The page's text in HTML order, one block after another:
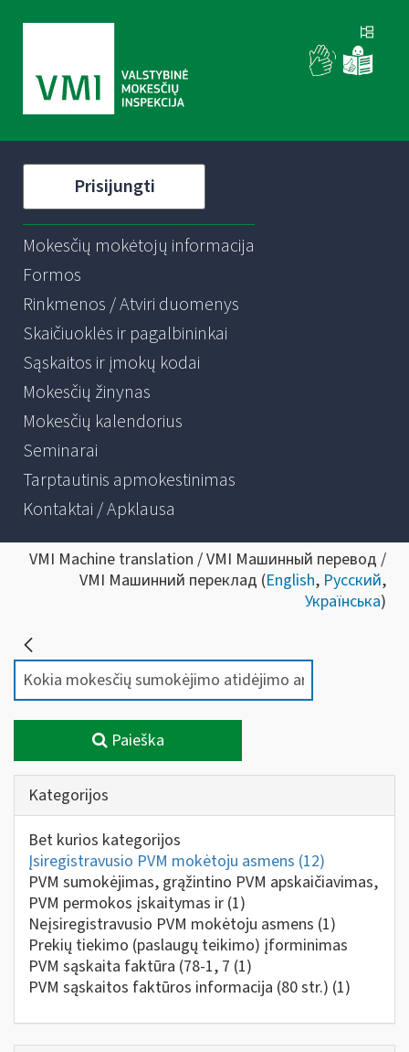
Prisijungti
Mokesčių mokėtojų informacija
Formos
Rinkmenos / Atviri duomenys
Skaičiuoklės ir pagalbininkai
Sąskaitos ir įmokų kodai
Mokesčių žinynas
Mokesčių kalendorius
Seminarai
Tarptautinis apmokestinimas
Kontaktai / Apklausa
VMI Machine translation / VMI Машинный перевод /
VMI Машинний переклад (English, Русский,
Українська)
Paieška
Kategorijos
Bet kurios kategorijos
Įsiregistravusio PVM mokėtoju asmens (12)
PVM sumokėjimas, grąžintino PVM apskaičiavimas,
PVM permokos įskaitymas ir (1)
Neįsiregistravusio PVM mokėtoju asmens (1)
Prekių tiekimo (paslaugų teikimo) įforminimas
PVM sąskaita faktūra (78-1, 7 (1)
PVM sąskaitos faktūros informacija (80 str.) (1)